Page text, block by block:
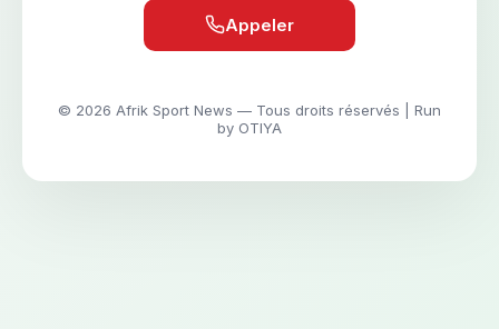
Appeler
© 2026 Afrik Sport News — Tous droits réservés | Run
by OTIYA